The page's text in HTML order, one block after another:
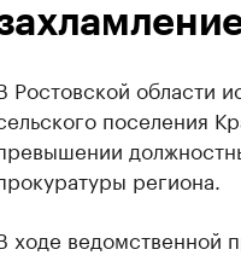
Ростовской области
поселения
региона.
ходе ведомственной